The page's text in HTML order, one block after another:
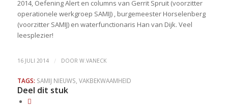
2014, Oefening Alert en columns van Gerrit Spruit (voorzitter
operationele werkgroep SAMIJ) , burgemeester Horselenberg
(voorzitter SAMIJ) en waterfunctionaris Han van Dijk. Veel
leesplezier!
16 JULI 2014 / DOOR W.VANECK
TAGS: SAMIJ NIEUWS VAKBEKWAAMHEID
Deel dit stuk